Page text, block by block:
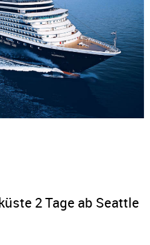
2 Tage ab Seattle